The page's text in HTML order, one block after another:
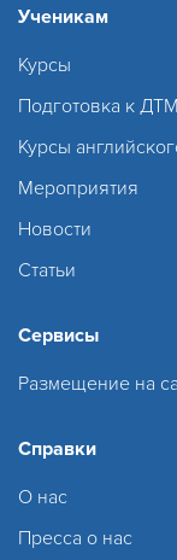
Ученикам
Курсы
Подготовка к ДТМ
Курсы
Мероприятия
Новости
Статьи
Сервисы
Размещение на
Справки
О нас
Пресса о нас